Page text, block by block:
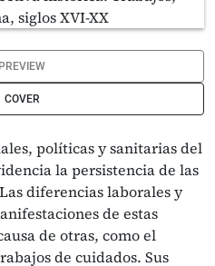
PREVIEW
COVER
políticas y sanitarias del
la persistencia de las
diferencias laborales y
de estas
de otras, como el
de cuidados. Sus